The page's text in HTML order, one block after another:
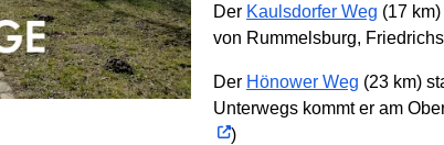
Der Kaulsdorfer Weg (17
von Rummelsburg,
Der Hönower Weg (23 km)
Unterwegs kommt er am
)